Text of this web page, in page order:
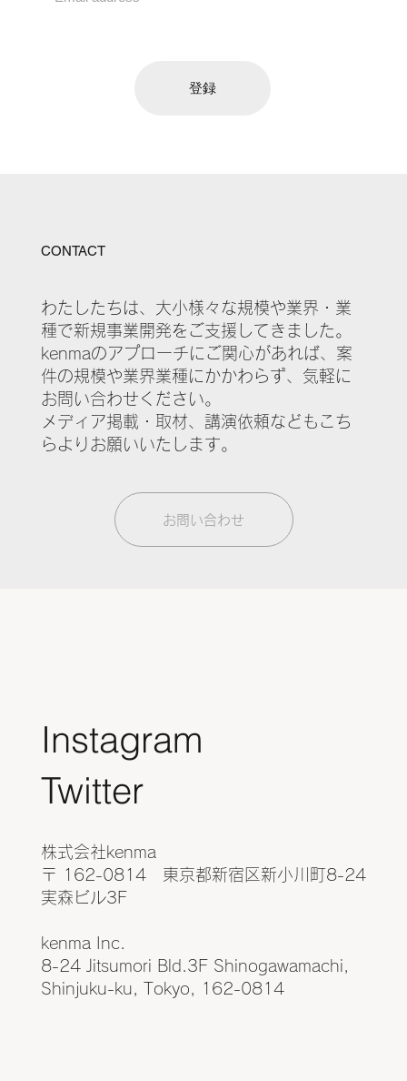
登録
CONTACT
わたしたちは、大小様々な規模や業界・業
種で新規事業開発をご支援してきました。
kenmaのアプローチにご関心があれば、案
件の規模や業界業種にかかわらず、気軽に
お問い合わせください。
メディア掲載・取材、講演依頼などもこち
らよりお願いいたします。
お問い合わせ
株式会社kenma
〒 162-0814 東京都新宿区新小川町8-24
実森ビル3F
kenma Inc.
8-24 Jitsumori Bld.3F Shinogawamachi,
Shinjuku-ku, Tokyo, 162-0814
Instagram
​Twitter